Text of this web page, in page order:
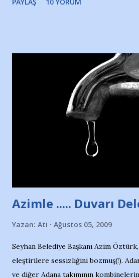
Yazımı, ağlayarak bitirebildim
Nesrin’in Hikayesi’ne başlıyorum…
havuzunun kenarında 7 yaşında kara
duruyor. Havuzun içinde Adana
yüzücüleri. Erkekler çoğunlukta.
Sadece 4 kız çocuğu var. Nesrin,
kızından biri oluyor o gün…Giriyor
Adana Nesrin, 16 yaşında. Yüzüyor. 7
Türkiye 3.lüğü var. 17 yaşında mar...
PAYLAŞ 10 YORUM
Azimle ..... Duvarı
Yazan: Ati Ağustos 05, 2009
Seyhan Belediye Başkanı Azim
eleştirilere sessizliğini bozmuş(!).
ve diğer Adana takımının